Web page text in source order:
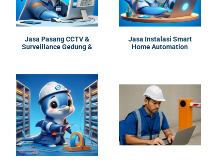
Jasa Pasang CCTV &
Surveillance Gedung &
Jasa Instalasi Smart
Home Automation